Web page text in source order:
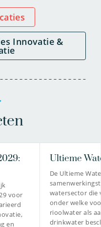
voor
en
Ultieme
De Ultieme
watersector die
onder welke
rioolwater als
drinkwater